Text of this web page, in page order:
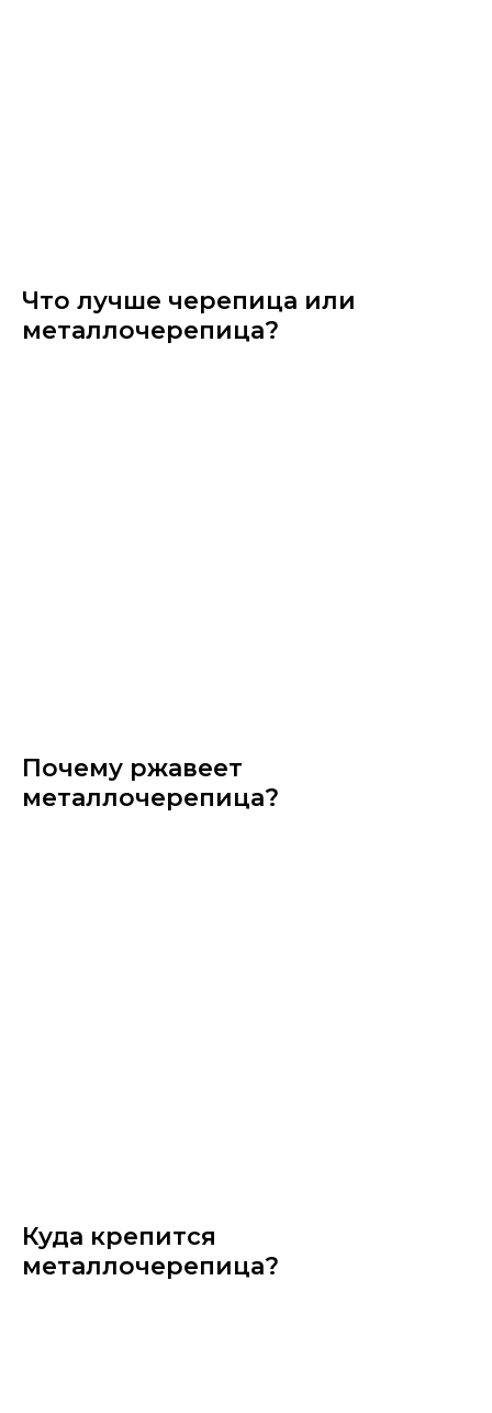
Что лучше черепица или
металлочерепица?
Почему ржавеет
металлочерепица?
Куда крепится
металлочерепица?